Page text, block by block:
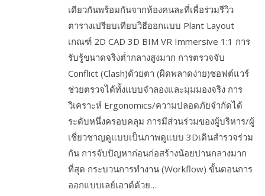
เดียวกันพร้อมกันจากห้องคนละที่เพื่อร่วมรีวิว
ตารางเปรียบเทียบวิธีออกแบบ Plant Layout
เกณฑ์ 2D CAD 3D BIM VR Immersive 1:1 การ
รับรู้ขนาดจริงต่ำกลางสูงมาก การตรวจจับ
Conflict (Clash)ด้วยตา (ผิดพลาดง่าย)ซอฟต์แวร์
ช่วยตรวจได้ทั้งแบบจำลองและมุมมองจริง การ
วิเคราะห์ Ergonomics/ความปลอดภัยจำกัดได้
ระดับหนึ่งครอบคลุม การมีส่วนร่วมของผู้บริหาร/ผู้
เชี่ยวชาญดูแบบเป็นภาพดูแบบ 3Dเดินสำรวจร่วม
กัน การจับปัญหาก่อนก่อสร้างน้อยปานกลางมาก
ที่สุด กระบวนการทำงาน (Workflow) ขั้นตอนการ
ออกแบบเลย์เอาต์ด้วย…